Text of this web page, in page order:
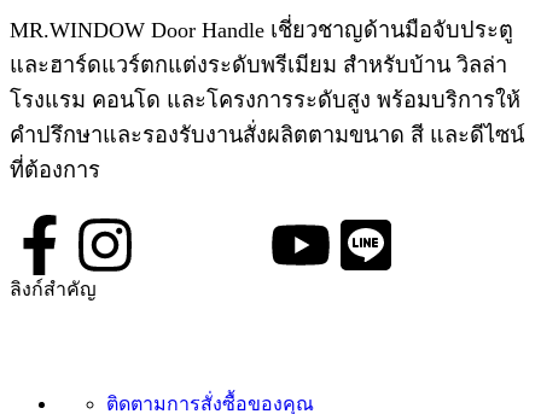
MR.WINDOW Door Handle เชี่ยวชาญด้านมือจับประตู
และฮาร์ดแวร์ตกแต่งระดับพรีเมียม สำหรับบ้าน วิลล่า
โรงแรม คอนโด และโครงการระดับสูง พร้อมบริการให้
คำปรึกษาและรองรับงานสั่งผลิตตามขนาด สี และดีไซน์
ที่ต้องการ
ลิงก์สำคัญ
ติดตามการสั่งซื้อของคุณ